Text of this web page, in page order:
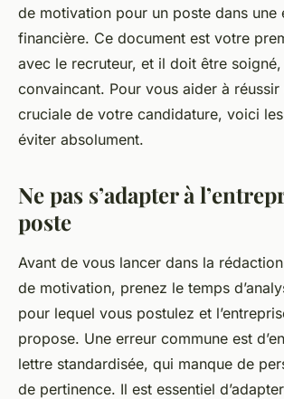
le secteur financier
Antoine•14 septembre 2023• 5 min de
de motivation pour un poste dans une
financière. Ce document est votre
avec le recruteur, et il doit être
convaincant. Pour vous aider à
cruciale de votre candidature, voici
éviter absolument.
Ne pas s’adapter à
poste
Avant de vous lancer dans la
de motivation, prenez le temps
pour lequel vous postulez et
propose. Une erreur commune est
lettre standardisée, qui manque de
de pertinence. Il est essentiel